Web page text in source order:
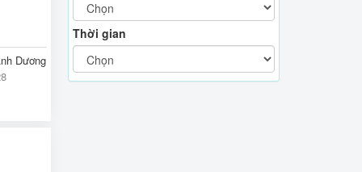
Dương
Thời gian